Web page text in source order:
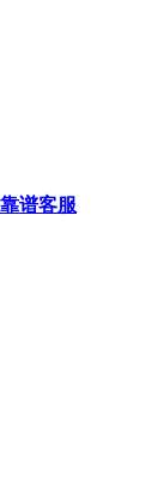
谱客服